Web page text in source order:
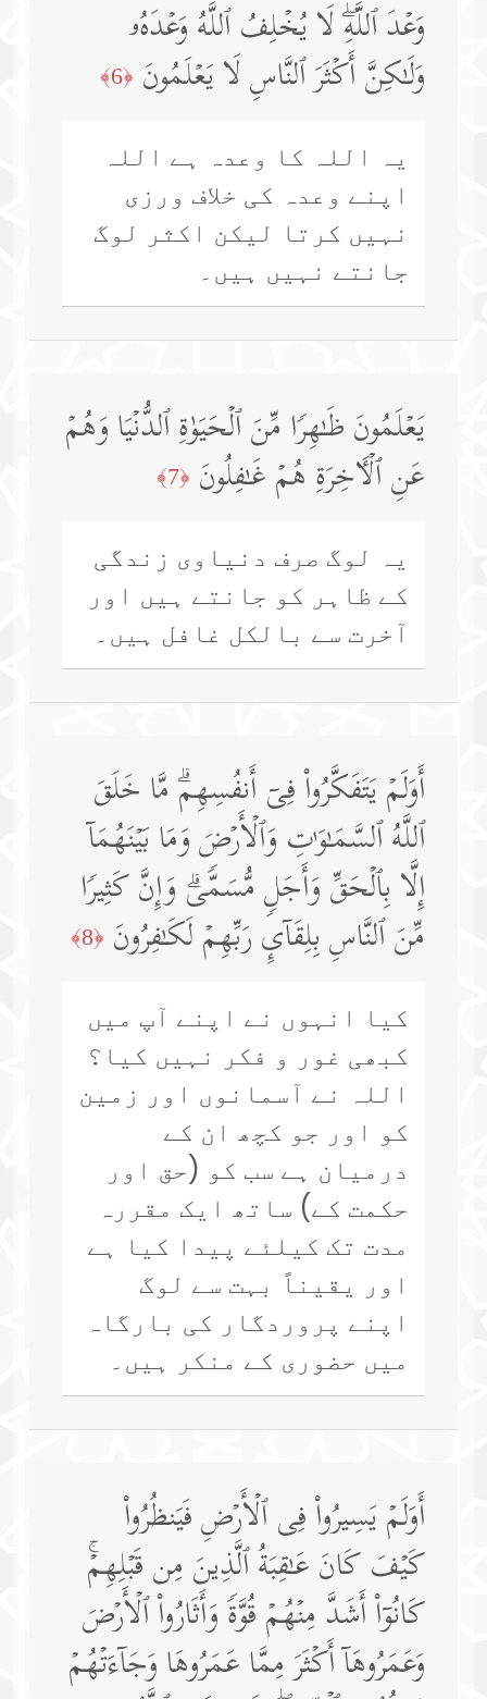
وَعۡدَ ٱللَّهِۖ لَا یُخۡلِفُ ٱللَّهُ وَعۡدَهُۥ
وَلَـٰكِنَّ أَكۡثَرَ ٱلنَّاسِ لَا یَعۡلَمُونَ ﴿6﴾
یہ اللہ کا وعدہ ہے اللہ
اپنے وعدہ کی خلاف ورزی
نہیں کرتا لیکن اکثر لوگ
جانتے نہیں ہیں۔
یَعۡلَمُونَ ظَـٰهِرࣰا مِّنَ ٱلۡحَیَوٰةِ ٱلدُّنۡیَا وَهُمۡ
عَنِ ٱلۡـَٔاخِرَةِ هُمۡ غَـٰفِلُونَ ﴿7﴾
یہ لوگ صرف دنیاوی زندگی
کے ظاہر کو جانتے ہیں اور
آخرت سے بالکل غافل ہیں۔
أَوَلَمۡ یَتَفَكَّرُوا۟ فِیۤ أَنفُسِهِمۗ مَّا خَلَقَ
ٱللَّهُ ٱلسَّمَـٰوَ ٰ⁠تِ وَٱلۡأَرۡضَ وَمَا بَیۡنَهُمَاۤ
إِلَّا بِٱلۡحَقِّ وَأَجَلࣲ مُّسَمࣰّىۗ وَإِنَّ كَثِیرࣰا
مِّنَ ٱلنَّاسِ بِلِقَاۤىِٕ رَبِّهِمۡ لَكَـٰفِرُونَ ﴿8﴾
کیا انہوں نے اپنے آپ میں
کبھی غور و فکر نہیں کیا؟
اللہ نے آسمانوں اور زمین
کو اور جو کچھ ان کے
درمیان ہے سب کو (حق اور
حکمت کے) ساتھ ایک مقررہ
مدت تک کیلئے پیدا کیا ہے
اور یقیناً بہت سے لوگ
اپنے پروردگار کی بارگاہ
میں حضوری کے منکر ہیں۔
أَوَلَمۡ یَسِیرُوا۟ فِی ٱلۡأَرۡضِ فَیَنظُرُوا۟
كَیۡفَ كَانَ عَـٰقِبَةُ ٱلَّذِینَ مِن قَبۡلِهِمۡۚ
كَانُوۤا۟ أَشَدَّ مِنۡهُمۡ قُوَّةࣰ وَأَثَارُوا۟ ٱلۡأَرۡضَ
وَعَمَرُوهَاۤ أَكۡثَرَ مِمَّا عَمَرُوهَا وَجَاۤءَتۡهُمۡ